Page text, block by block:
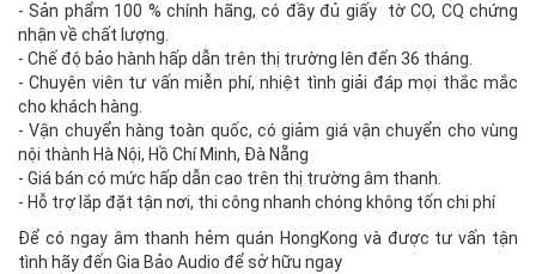
- Sản phẩm 100 % chính hãng, có đầy đủ giấy tờ CO, CQ chứng
nhận về chất lượng.
- Chế độ bảo hành hấp dẫn trên thị trường lên đến 36 tháng.
- Chuyên viên tư vấn miễn phí, nhiệt tình giải đáp mọi thắc mắc
cho khách hàng.
- Vận chuyển hàng toàn quốc, có giảm giá vận chuyển cho vùng
nội thành Hà Nội, Hồ Chí Minh, Đà Nẵng
- Giá bán có mức hấp dẫn cao trên thị trường âm thanh.
- Hỗ trợ lắp đặt tận nơi, thi công nhanh chóng không tốn chi phí
Để có ngay âm thanh hẻm quán HongKong và được tư vấn tận
tình hãy đến Gia Bảo Audio để sở hữu ngay